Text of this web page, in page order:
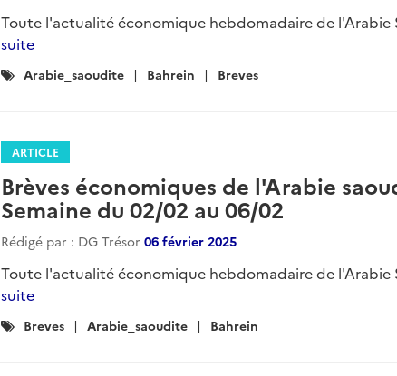
Toute l'actualité économique hebdomadaire de l'Arabie
suite
Catégories
Arabie_saoudite Bahrein Breves
ARTICLE
Brèves économiques de l'Arabie
Semaine du 02/02 au 06/02
Rédigé par : DG Trésor 06 février 2025
Toute l'actualité économique hebdomadaire de l'Arabie
suite
Catégories
Breves Arabie_saoudite Bahrein